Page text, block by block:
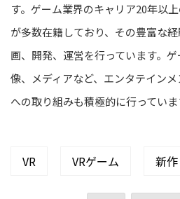
す。ゲーム業界のキャリア20年以
が多数在籍しており、その豊富な
画、開発、運営を行っています。
像、メディアなど、エンタテイン
への取り組みも積極的に行っていま
VR VRゲーム 新作